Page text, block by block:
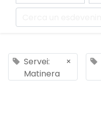
Servei:
Matinera
×